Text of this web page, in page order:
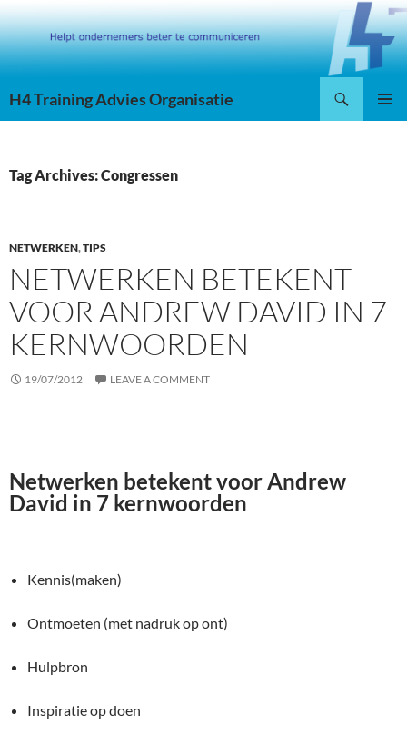
Skip
to
content
H4 Training Advies Organisatie
Tag Archives: Congressen
NETWERKEN,TIPS
NETWERKEN BETEKENT
VOOR ANDREW DAVID IN 7
KERNWOORDEN
19/07/2012 LEAVE A COMMENT
Netwerken betekent voor Andrew
David in 7 kernwoorden
Kennis(maken)
Ontmoeten (met nadruk opont)
Hulpbron
Inspiratie op doen